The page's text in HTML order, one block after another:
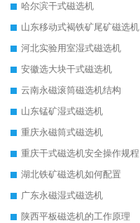
哈尔滨干式磁选机
山东移动式褐铁矿尾矿磁选机
河北实验用室湿式磁选机
安徽选大块干式磁选机
云南永磁滚筒磁选机结构
山东锰矿湿式磁选机
重庆永磁筒式磁选机
重庆干式磁选机安全操作规程
湖北铁矿磁选机如何配置
广东永磁湿式磁选机
陕西平板磁选机的工作原理